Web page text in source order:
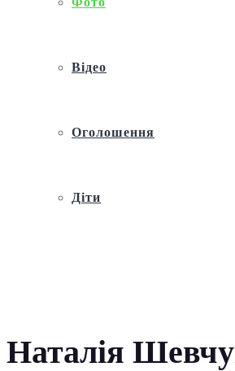
Відео
Оголошення
Діти
Наталія